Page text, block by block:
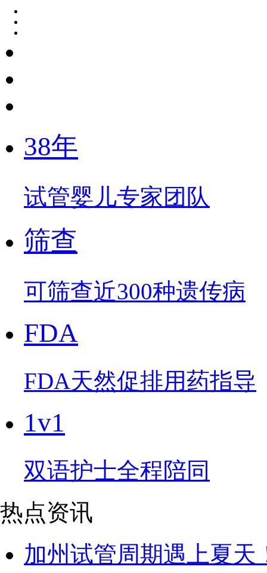
38年
试管婴儿专家团队
筛查
可筛查近300种遗传病
FDA
FDA天然促排用药指导
1v1
双语护士全程陪同
热点资讯
加州试管周期遇上夏天